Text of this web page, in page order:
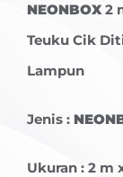
NEONBOX2
Teuku Cik
Lampun
Jenis :
Ukuran : 2 m